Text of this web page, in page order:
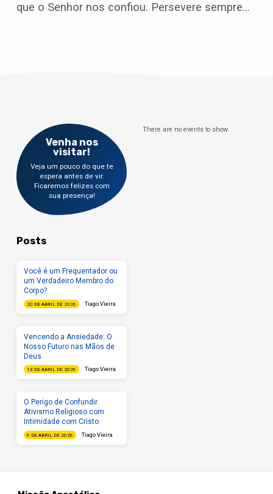
que o Senhor nos confiou. Persevere sempre…
Venha nos
visitar!
Veja um pouco do que te
espera antes de vir.
Ficaremos felizes com
sua presença!
There are no events to show.
Posts
Você é um Frequentador ou
um Verdadeiro Membro do
Corpo?
20 DE ABRIL DE 2026 Tiago Vieira
Vencendo a Ansiedade: O
Nosso Futuro nas Mãos de
Deus
13 DE ABRIL DE 2026 Tiago Vieira
O Perigo de Confundir
Ativismo Religioso com
Intimidade com Cristo
6 DE ABRIL DE 2026 Tiago Vieira